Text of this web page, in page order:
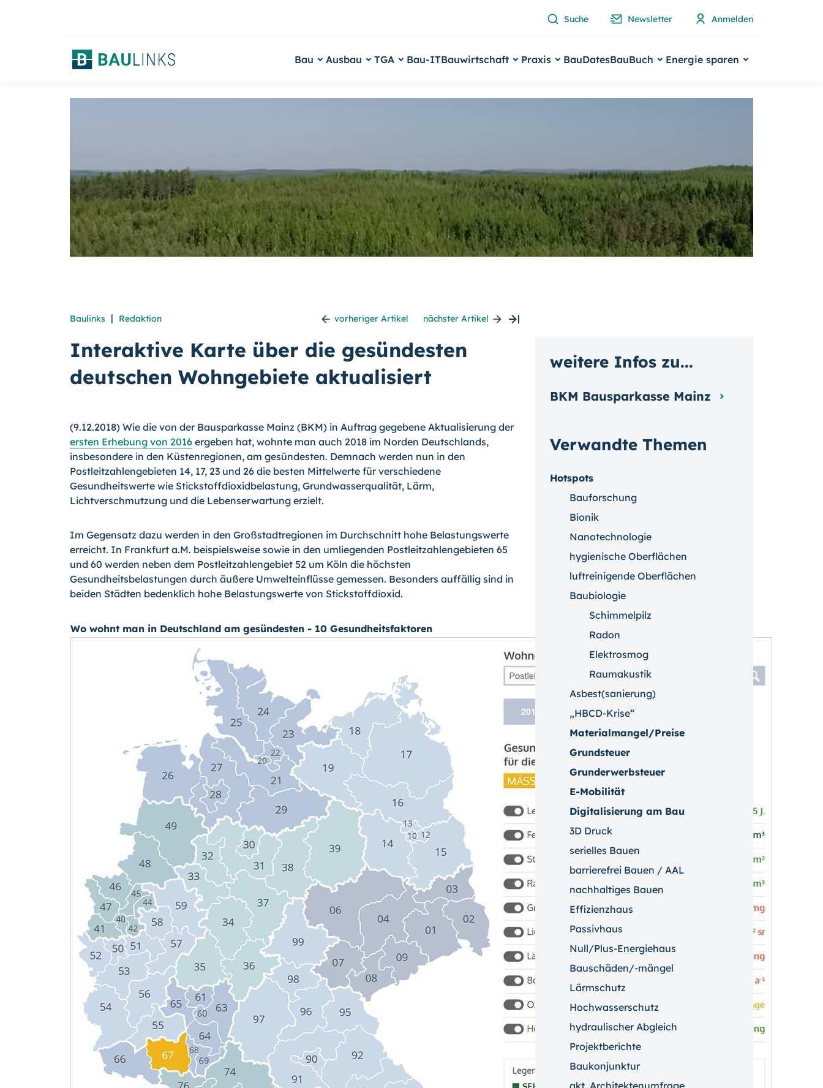
Suche Newsletter Anmelden
Bau Ausbau TGA Bau-ITBauwirtschaft Praxis BauDatesBauBuch Energie sparen
Baulinks | Redaktion vorheriger Artikel nächster Artikel
Interaktive Karte über die gesündesten
deutschen Wohngebiete aktualisiert
(9.12.2018) Wie die von der Bausparkasse Mainz (BKM) in Auftrag gegebene Aktualisierung der
ersten Erhebung von 2016 ergeben hat, wohnte man auch 2018 im Norden Deutschlands,
insbesondere in den Küstenregionen, am gesündesten. Demnach werden nun in den
Postleitzahlengebieten 14, 17, 23 und 26 die besten Mittelwerte für verschiedene
Gesundheitswerte wie Stickstoffdioxidbelastung, Grundwasserqualität, Lärm,
Lichtverschmutzung und die Lebenserwartung erzielt.
Im Gegensatz dazu werden in den Großstadtregionen im Durchschnitt hohe Belastungswerte
erreicht. In Frankfurt a.M. beispielsweise sowie in den umliegenden Postleitzahlengebieten 65
und 60 werden neben dem Postleitzahlengebiet 52 um Köln die höchsten
Gesundheitsbelastungen durch äußere Umwelteinflüsse gemessen. Besonders auffällig sind in
beiden Städten bedenklich hohe Belastungswerte von Stickstoffdioxid.
Wo wohnt man in Deutschland am gesündesten - 10 Gesundheitsfaktoren
Verwandte Themen
Hotspots
Bauforschung
Bionik
Nanotechnologie
hygienische Oberflächen
luftreinigende Oberflächen
Baubiologie
Schimmelpilz
Radon
Elektrosmog
Raumakustik
Asbest(sanierung)
„HBCD-Krise“
Materialmangel/Preise
Grundsteuer
Grunderwerbsteuer
E-Mobilität
Digitalisierung am Bau
3D Druck
serielles Bauen
barrierefrei Bauen / AAL
nachhaltiges Bauen
Effizienzhaus
Passivhaus
Null/Plus-Energiehaus
Bauschäden/-mängel
Lärmschutz
Hochwasserschutz
hydraulischer Abgleich
Projektberichte
Baukonjunktur
weitere Infos zu...
BKM Bausparkasse Mainz